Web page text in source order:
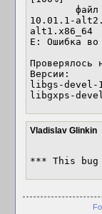
10.01.1-
alt1.x86_64
E: Ошибка во
Проверялось
Версии:
libgs-devel-
libgxps-
Vladislav Glinkin
*** This bug